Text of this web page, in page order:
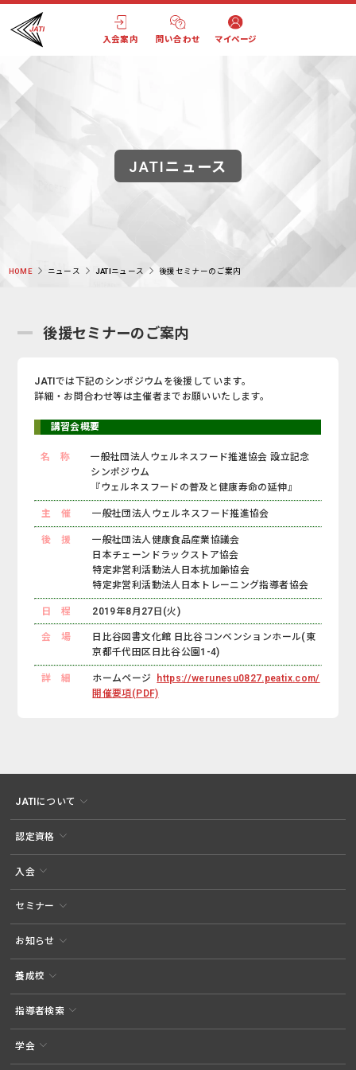
入会案内 問い合わせ マイページ
JATIニュース
HOME ニュース JATIニュース 後援セミナーのご案内
後援セミナーのご案内
JATIでは下記のシンポジウムを後援しています。
詳細・お問合わせ等は主催者までお願いいたします。
講習会概要
名 称
一般社団法人ウェルネスフード推進協会 設立記念
シンポジウム
『ウェルネスフードの普及と健康寿命の延伸』
主 催 一般社団法人ウェルネスフード推進協会
後 援
一般社団法人健康食品産業協議会
日本チェーンドラックストア協会
特定非営利活動法人日本抗加齢協会
特定非営利活動法人日本トレーニング指導者協会
日 程 2019年8月27日(火)
会 場
日比谷図書文化館 日比谷コンベンションホール(東
京都千代田区日比谷公園1-4)
詳 細 ホームページ
https://werunesu0827.peatix.com/
開催要項(PDF)
JATIについて
認定資格
入会
セミナー
お知らせ
養成校
指導者検索
学会